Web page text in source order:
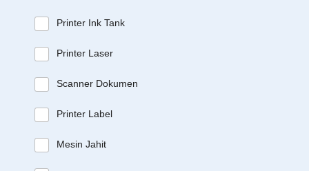
Printer Ink Tank
Printer Laser
Scanner Dokumen
Printer Label
Mesin Jahit